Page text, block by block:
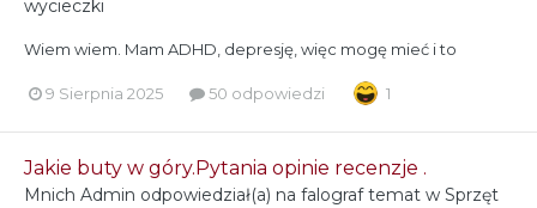
wycieczki
Wiem wiem. Mam ADHD, depresję, więc mogę mieć i to
9 Sierpnia 2025 50 odpowiedzi 1
Jakie buty w góry.Pytania opinie recenzje .
Mnich Admin odpowiedział(a) na falograftemat w Sprzęt